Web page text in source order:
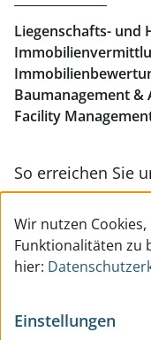
Liegenschafts- und
Baumanagement
Facility
So erreichen Sie
Wir nutzen
Funktionalitäten zu
hier:
Einstellungen